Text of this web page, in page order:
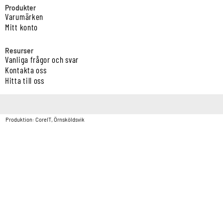
Produkter
Varumärken
Mitt konto
Resurser
Vanliga frågor och svar
Kontakta oss
Hitta till oss
Produktion: CoreIT, Örnsköldsvik